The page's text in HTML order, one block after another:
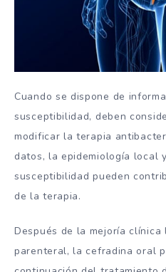
Cuando se dispone de
susceptibilidad, deben
modificar la terapia
datos, la epidemiología local
susceptibilidad pueden
de la terapia.
Después de la mejoría
parenteral, la cefradina oral